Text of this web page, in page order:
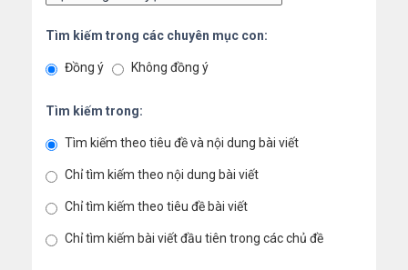
Tìm kiếm trong các chuyên mục con:
Đồng ý Không đồng ý
Tìm kiếm trong:
Tìm kiếm theo tiêu đề và nội dung bài viết
Chỉ tìm kiếm theo nội dung bài viết
Chỉ tìm kiếm theo tiêu đề bài viết
Chỉ tìm kiếm bài viết đầu tiên trong các chủ đề